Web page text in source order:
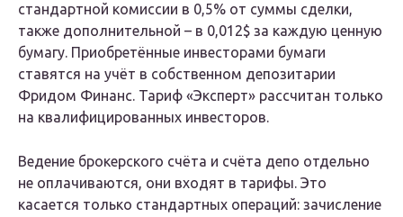
стандартной комиссии в 0,5% от суммы сделки,
также дополнительной – в 0,012$ за каждую ценную
бумагу. Приобретённые инвесторами бумаги
ставятся на учёт в собственном депозитарии
Фридом Финанс. Тариф «Эксперт» рассчитан только
на квалифицированных инвесторов.
Ведение брокерского счёта и счёта депо отдельно
не оплачиваются, они входят в тарифы. Это
касается только стандартных операций: зачисление